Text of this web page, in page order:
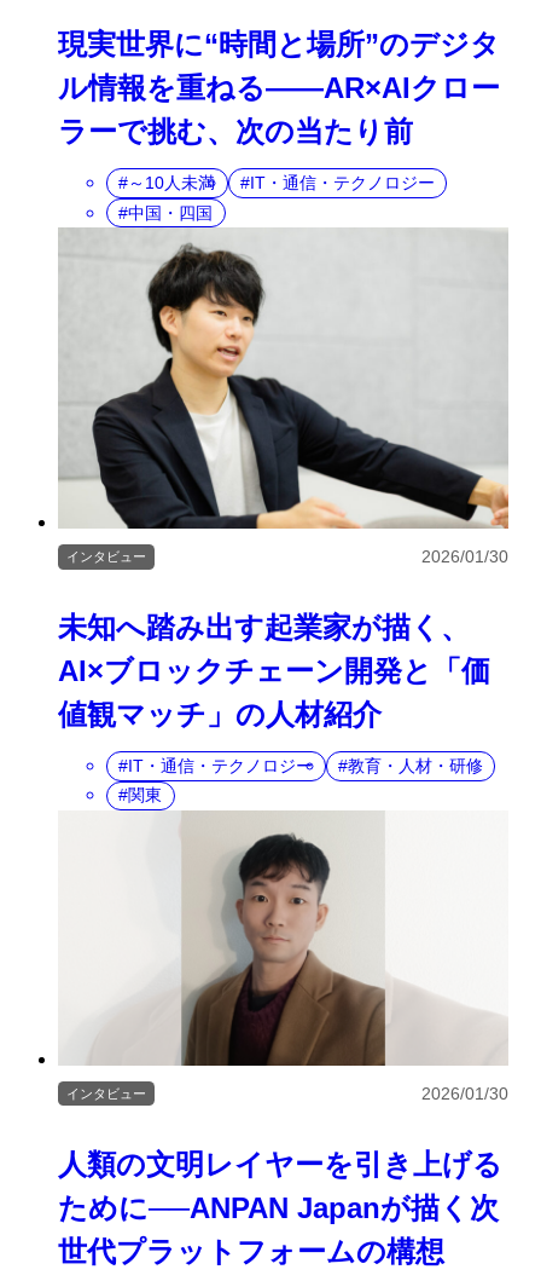
現実世界に“時間と場所”のデジタ
ル情報を重ねる――AR×AIクロー
ラーで挑む、次の当たり前
～10人未満
IT・通信・テクノロジー
中国・四国
未知へ踏み出す起業家が描く、
AI×ブロックチェーン開発と「価
値観マッチ」の人材紹介
インタビュー 2026/01/30
IT・通信・テクノロジー
教育・人材・研修
関東
人類の文明レイヤーを引き上げる
ために──ANPAN Japanが描く次
世代プラットフォームの構想
インタビュー 2026/01/30